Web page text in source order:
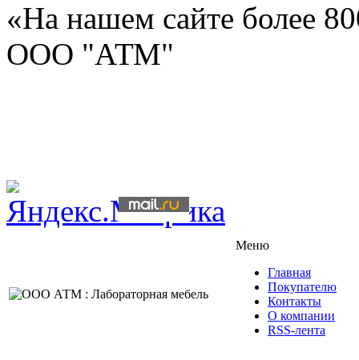
«На нашем сайте более
ООО "АТМ"
Меню
Главная
Покупателю
Контакты
О компании
RSS-лента